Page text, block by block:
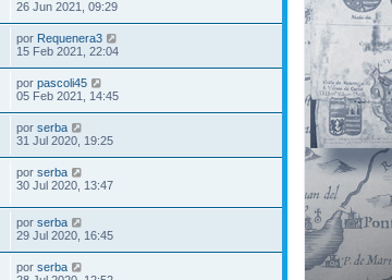
26 Jun 2021, 09:29
por Requenera3
15 Feb 2021, 22:04
por pascoli45
05 Feb 2021, 14:45
por serba
31 Jul 2020, 19:25
por serba
30 Jul 2020, 13:47
por serba
29 Jul 2020, 16:45
por serba